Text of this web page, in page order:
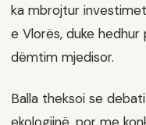
ka mbrojtur
e Vlorës, duke
dëmtim mjedisor.
Balla theksoi se